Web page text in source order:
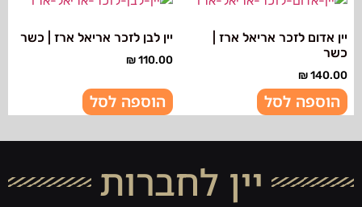
יין אדום לזכר אריאל ארז |
כשר
₪140.00
הוספה לסל
יין לבן לזכר אריאל ארז | כשר
₪110.00
הוספה לסל
יין לחברות